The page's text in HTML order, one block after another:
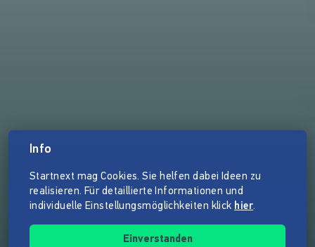
Info
Startnext mag Cookies. Sie helfen dabei Ideen zu
realisieren. Für detaillierte Informationen und
individuelle Einstellungsmöglichkeiten klick hier.
Einverstanden